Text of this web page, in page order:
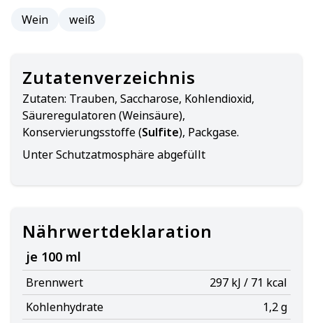
Wein weiß
Zutatenverzeichnis
Zutaten: Trauben, Saccharose, Kohlendioxid,
Säureregulatoren (Weinsäure),
Konservierungsstoffe (Sulfite), Packgase.
Unter Schutzatmosphäre abgefüllt
Nährwertdeklaration
je 100 ml
Brennwert
297 kJ / 71 kcal
Kohlenhydrate
1,2 g